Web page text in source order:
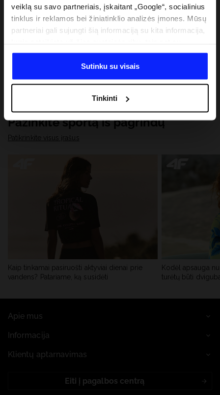
veiklą su savo partneriais, įskaitant „Google“, socialinius
tinklus ir reklamos bei žiniatinklio analizės įmones. Mūsų
partneriai gali sujungti šią informaciją su kita informacija,
duomenimis, kuriuos jie gauna, kai naudojatės jų
paslaugomis. Gavus Jūsų leidimą, mes galime perduoti
Jūsų asmeninę informaciją savo partneriams, siekdami
analitinius tyrimus, pritaikyti turinį ir tobulinti mūsų
partnerių siūlomus sprendimus (pvz., socialinius tinklus).
Išsamią informaciją rasite mūsų Privatumo politikoje ir
skiltyje „Išsami informacija“.
Sutinku su visais
Tinkinti
Pažinkite sportą iš pagrindų
Patikrinkite visus įrašus
Kaip tinkamai pasiruošti aktyviai dienai prie
vandens? Patariame, ką susidėti
Kodėl apsauga
turėtų būti
Apie mus
Informacija
Klientų aptarnavimas
Eiti į pagalbos centrą